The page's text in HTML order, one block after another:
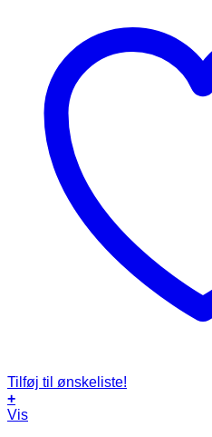
Tilføj til ønskeliste!
+
Vis